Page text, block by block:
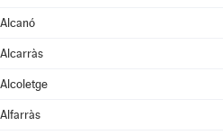
Alcanó
Alcarràs
Alcoletge
Alfarràs